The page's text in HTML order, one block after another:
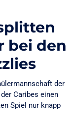
bei den
der
Caribes einen
Spiel nur knapp